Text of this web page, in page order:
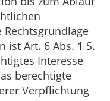
Rechtsgrundlage
ist Art. 6 Abs. 1 S.
Interesse
berechtigte
Verpflichtung